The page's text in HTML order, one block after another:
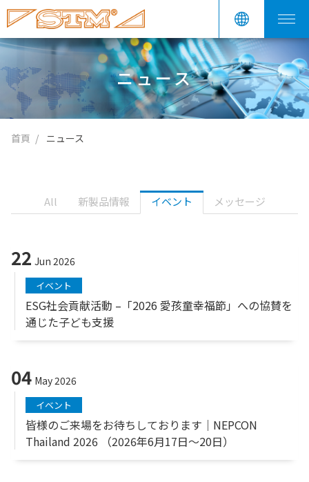
ニュース
首頁 ニュース
All 新製品情報 イベント メッセージ
22 Jun 2026
イベント
ESG社会貢献活動 –「2026 愛孩童幸福節」への協賛を
通じた子ども支援
04 May 2026
イベント
皆様のご来場をお待ちしております｜NEPCON
Thailand 2026 （2026年6月17日～20日）